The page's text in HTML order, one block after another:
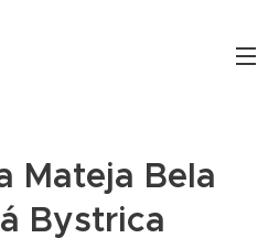
Mateja Bela
Bystrica